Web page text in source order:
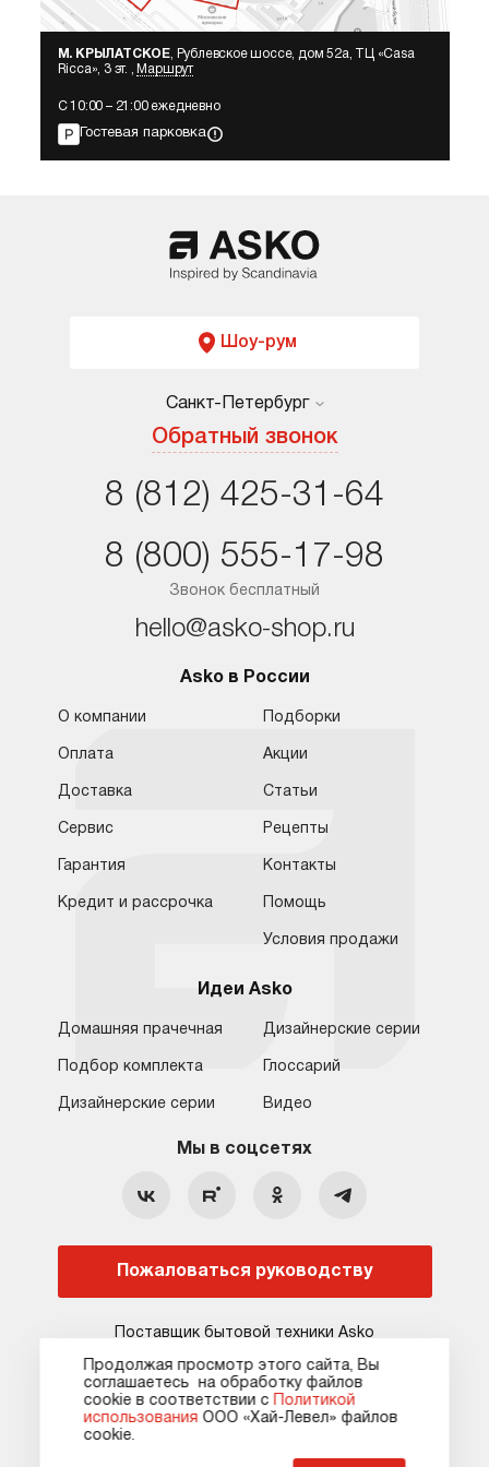
Санкт-Петербург
Москва
Краснодар
8 (800) 555-17-98 8 (812) 425-31-64
hello@asko-shop.ru
О компании Ремонт
Статьи и акции
Сервисные центры Кредит и рассрочка
Гарантия Карта сайта
Пожаловаться руководству
М. КРЫЛАТСКОЕ, Рублевское шоссе, дом 52а, ТЦ «Сasa
Ricca», 3 эт. ,
Маршрут
С 10:00 – 21:00 ежедневно
Гостевая парковка
Шоу-рум
Санкт-Петербург
Обратный звонок
Москва
Ростов-на-Дону
8 (812) 425-31-64
Звонок бесплатный
8 (800) 555-17-98
hello@asko-shop.ru
Asko в России
О компании
Оплата
Доставка
Сервис
Гарантия
Кредит и рассрочка
Подборки
Акции
Статьи
Рецепты
Контакты
Помощь
Условия продажи
Идеи Asko
Домашняя прачечная
Подбор комплекта
Дизайнерские серии
Дизайнерские серии
Глоссарий
Видео
Мы в соцсетях
Пожаловаться руководству
Поставщик бытовой техники Asko
Политика конфиденциальности
Продолжая просмотр этого сайта, Вы
соглашаетесь на обработку файлов
сооkie в соответствии с
Политикой
использования ООО «Хай-Левел» файлов
сооkіе.